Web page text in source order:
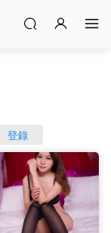
登錄